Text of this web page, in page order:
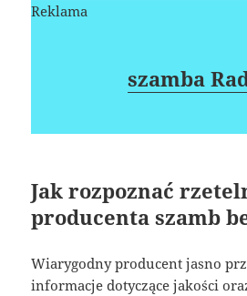
Reklama
szamba
Jak rozpoznać
producenta szamb
Wiarygodny producent jasno
informacje dotyczące jakości